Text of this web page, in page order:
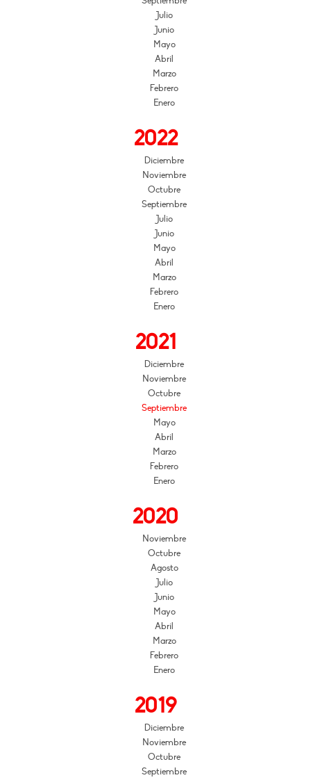
Julio
Junio
Mayo
Abril
Marzo
Febrero
Enero
2022
Diciembre
Noviembre
Octubre
Septiembre
Julio
Junio
Mayo
Abril
Marzo
Febrero
Enero
2021
Diciembre
Noviembre
Octubre
Septiembre
Mayo
Abril
Marzo
Febrero
Enero
2020
Noviembre
Octubre
Agosto
Julio
Junio
Mayo
Abril
Marzo
Febrero
Enero
2019
Diciembre
Noviembre
Octubre
Septiembre